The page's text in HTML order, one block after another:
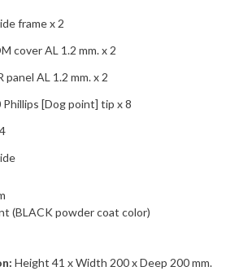
frame x 2
cover AL 1.2 mm. x 2
panel AL 1.2 mm. x 2
Phillips [Dog point] tip x 8
(BLACK powder coat color)
Height 41 x Width 200 x Deep 200 mm.